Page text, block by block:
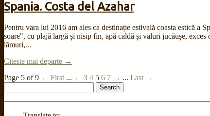
Spania. Costa del Azahar
Pentru vara lui 2016 am ales ca destinație estivală coasta estică
soare", cu plajă largă și nisip fin, apă caldă și valuri jucăușe,
lămuri,...
Citeste mai departe →
Page 5 of 9 ← First ... ← 3 4 5 6 7 → ... Last →
for: